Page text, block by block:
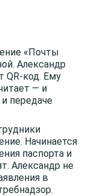
«Почты
Александр
QR-код. Ему
— и
передаче
Начинается
паспорта и
Александр не
в